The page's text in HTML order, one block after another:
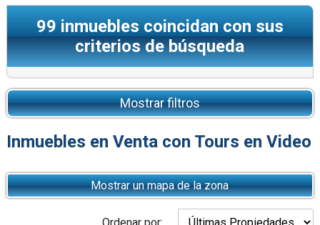
99inmuebles coincidan con sus
criterios de búsqueda
Mostrar filtros
Inmuebles en Venta con Tours en Video
Mostrar un mapa de la zona